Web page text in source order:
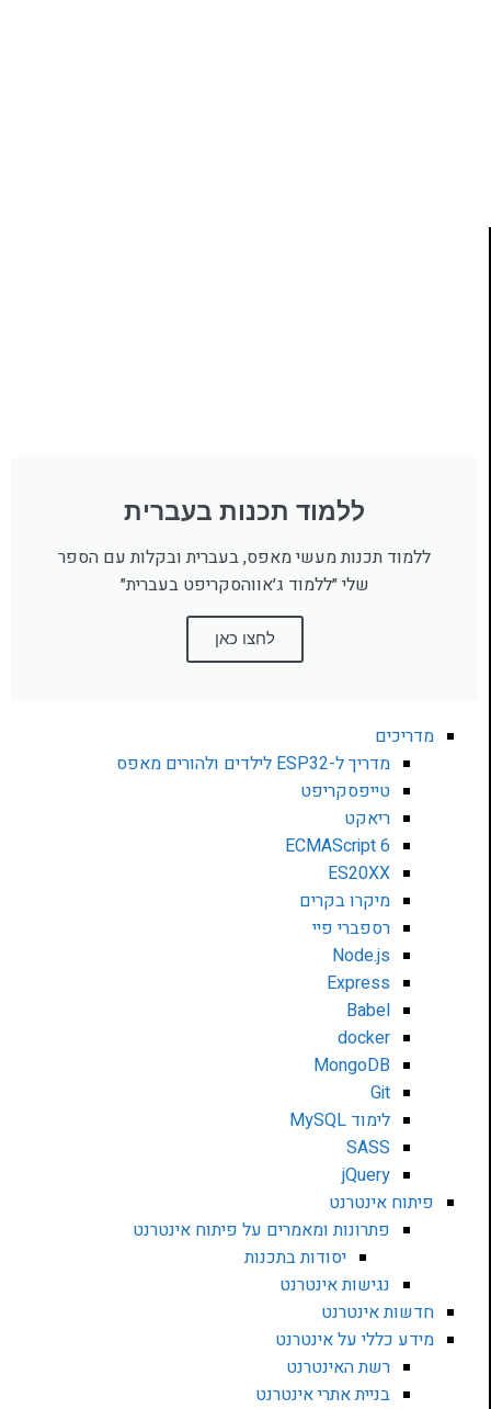
ללמוד תכנות בעברית
ללמוד תכנות מעשי מאפס, בעברית ובקלות עם הספר
שלי ״ללמוד ג׳אווהסקריפט בעברית״
לחצו כאן
מדריכים
מדריך ל-ESP32 לילדים ולהורים מאפס
טייפסקריפט
ריאקט
ECMAScript 6
ES20XX
מיקרו בקרים
רספברי פיי
Node.js
Express
Babel
docker
MongoDB
Git
לימוד MySQL
SASS
jQuery
פיתוח אינטרנט
פתרונות ומאמרים על פיתוח אינטרנט
יסודות בתכנות
נגישות אינטרנט
חדשות אינטרנט
מידע כללי על אינטרנט
רשת האינטרנט
בניית אתרי אינטרנט